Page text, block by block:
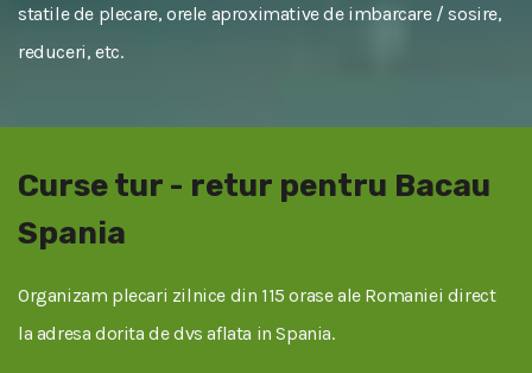
statile de plecare, orele aproximative de imbarcare / sosire,
reduceri, etc.
Curse tur - retur pentru Bacau
Spania
Organizam plecari zilnice din 115 orase ale Romaniei direct
la adresa dorita de dvs aflata in Spania.